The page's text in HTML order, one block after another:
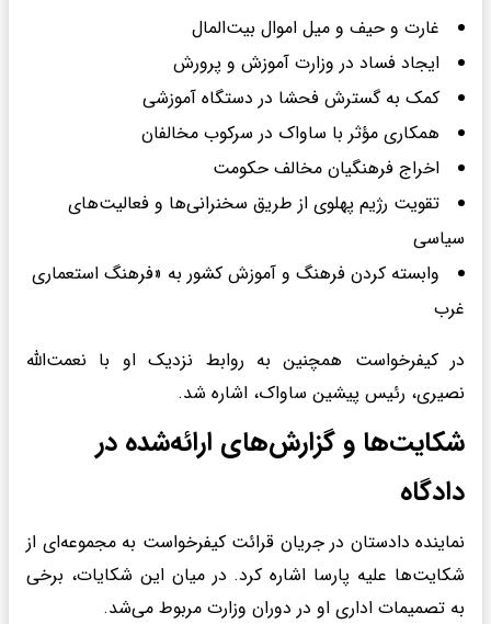
غارت و حیف و میل اموال بیت‌المال
ایجاد فساد در وزارت آموزش و پرورش
کمک به گسترش فحشا در دستگاه آموزشی
همکاری مؤثر با ساواک در سرکوب مخالفان
اخراج فرهنگیان مخالف حکومت
تقویت رژیم پهلوی از طریق سخنرانی‌ها و فعالیت‌های
سیاسی
وابسته کردن فرهنگ و آموزش کشور به «فرهنگ استعماری
غرب
در کیفرخواست همچنین به روابط نزدیک او با نعمت‌الله
نصیری، رئیس پیشین ساواک، اشاره شد.
شکایت‌ها و گزارش‌های ارائه‌شده در
دادگاه
نماینده دادستان در جریان قرائت کیفرخواست به مجموعه‌ای از
شکایت‌ها علیه پارسا اشاره کرد. در میان این شکایات، برخی
به تصمیمات اداری او در دوران وزارت مربوط می‌شد.